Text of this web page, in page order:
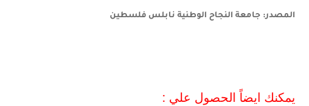
المصدر: جامعة النجاح الوطنية نابلس فلسطين
يمكنك ايضاً الحصول علي :